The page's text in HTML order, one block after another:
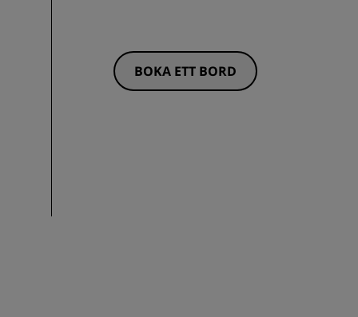
BOKA ETT BORD